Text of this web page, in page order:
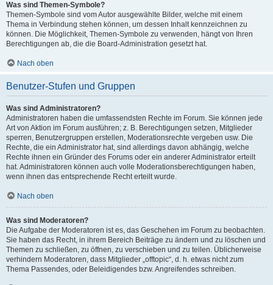
Was sind Themen-Symbole?
Themen-Symbole sind vom Autor ausgewählte Bilder, welche mit einem
Thema in Verbindung stehen können, um dessen Inhalt kennzeichnen zu
können. Die Möglichkeit, Themen-Symbole zu verwenden, hängt von Ihren
Berechtigungen ab, die die Board-Administration gesetzt hat.
Nach oben
Benutzer-Stufen und Gruppen
Was sind Administratoren?
Administratoren haben die umfassendsten Rechte im Forum. Sie können jede
Art von Aktion im Forum ausführen; z. B. Berechtigungen setzen, Mitglieder
sperren, Benutzergruppen erstellen, Moderationsrechte vergeben usw. Die
Rechte, die ein Administrator hat, sind allerdings davon abhängig, welche
Rechte ihnen ein Gründer des Forums oder ein anderer Administrator erteilt
hat. Administratoren können auch volle Moderationsberechtigungen haben,
wenn ihnen das entsprechende Recht erteilt wurde.
Nach oben
Was sind Moderatoren?
Die Aufgabe der Moderatoren ist es, das Geschehen im Forum zu beobachten.
Sie haben das Recht, in ihrem Bereich Beiträge zu ändern und zu löschen und
Themen zu schließen, zu öffnen, zu verschieben und zu teilen. Üblicherweise
verhindern Moderatoren, dass Mitglieder „offtopic“, d. h. etwas nicht zum
Thema Passendes, oder Beleidigendes bzw. Angreifendes schreiben.